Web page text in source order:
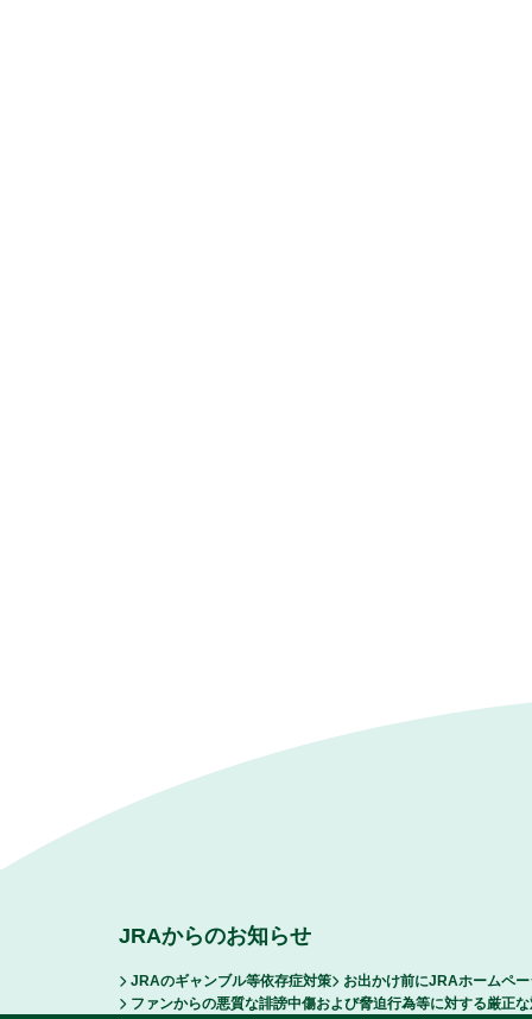
JRAからのお知らせ
JRAのギャンブル等依存症対策
お出かけ前にJRAホームペ
ファンからの悪質な誹謗中傷および脅迫行為等に対する厳正